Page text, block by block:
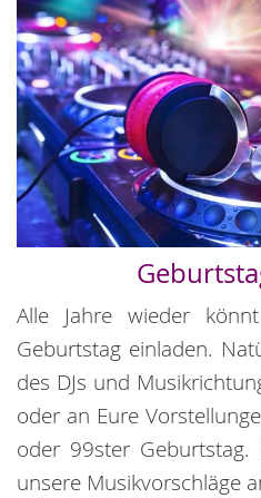
Alle Jahre wieder
Geburtstag einladen.
des DJs und
oder an Eure
oder 99ster
unsere Musikvorschläge